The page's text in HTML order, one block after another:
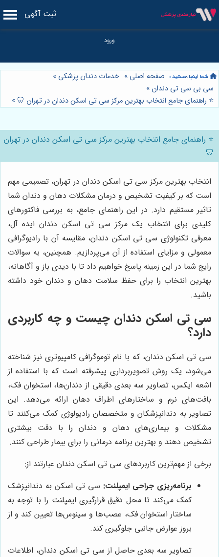
ثبت آگهی
صفحه اصلی » خدمات دندان پزشکی »
سی بی سی تی دندان »
⭐️ راهنمای جامع انتخاب بهترین مرکز سی تی اسکن دندان در تهران 🦷 »
⭐️ راهنمای جامع انتخاب بهترین مرکز سی تی اسکن دندان در تهران
🦷
انتخاب بهترین مرکز سی تی اسکن دندان در تهران، تصمیمی مهم
است که بر کیفیت تشخیص و درمان مشکلات دهان و دندان شما
تاثیر مستقیم دارد. در این راهنمای جامع، به بررسی فاکتورهای
کلیدی برای انتخاب یک مرکز سی تی اسکن دندان ایده آل،
معرفی تکنولوژی سی تی اسکن دندان، مقایسه آن با رادیوگرافی
معمولی و مزایای استفاده از آن می‌پردازیم. همچنین، به سوالات
رایج شما در این زمینه پاسخ خواهیم داد تا با دیدی باز و آگاهانه،
بهترین انتخاب را برای حفظ سلامت دهان و دندان خود داشته
باشید.
سی تی اسکن دندان چیست و چه کاربردی
دارد؟
سی تی اسکن دندان، که با نام توموگرافی کامپیوتری نیز شناخته
می‌شود، یک روش تصویربرداری پیشرفته است که با استفاده از
اشعه ایکس، تصاویر سه بعدی دقیقی از دندان‌ها، استخوان فک،
بافت‌های نرم و ساختارهای اطراف دهان ارائه می‌دهد. این
تصاویر به دندانپزشکان و متخصصان رادیولوژی کمک می‌کنند تا
مشکلات و بیماری‌های دهان و دندان را با دقت بیشتری
تشخیص دهند و بهترین برنامه درمانی را برای بیمار طراحی کنند.
برخی از مهم‌ترین کاربردهای سی تی اسکن دندان عبارتند از:
برنامه‌ریزی جراحی ایمپلنت: سی تی اسکن به دندانپزشک
کمک می‌کند تا محل دقیق قرارگیری ایمپلنت را با توجه به
ساختار استخوان فک، عصب‌ها و سینوس‌ها تعیین کند و از
بروز عوارض جانبی جلوگیری کند.
تصاویر سه بعدی حاصل از سی تی اسکن دندان، اطلاعات